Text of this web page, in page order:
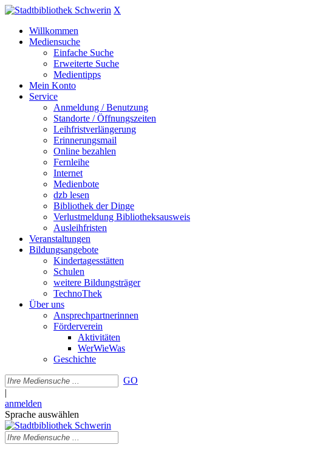
X
Willkommen
Mediensuche
Einfache Suche
Erweiterte Suche
Medientipps
Mein Konto
Service
Anmeldung / Benutzung
Standorte / Öffnungszeiten
Leihfristverlängerung
Erinnerungsmail
Online bezahlen
Fernleihe
Internet
Medienbote
dzb lesen
Bibliothek der Dinge
Verlustmeldung Bibliotheksausweis
Ausleihfristen
Veranstaltungen
Bildungsangebote
Kindertagesstätten
Schulen
weitere Bildungsträger
TechnoThek
Über uns
Ansprechpartnerinnen
Förderverein
Aktivitäten
WerWieWas
Geschichte
GO
|
anmelden
Sprache auswählen